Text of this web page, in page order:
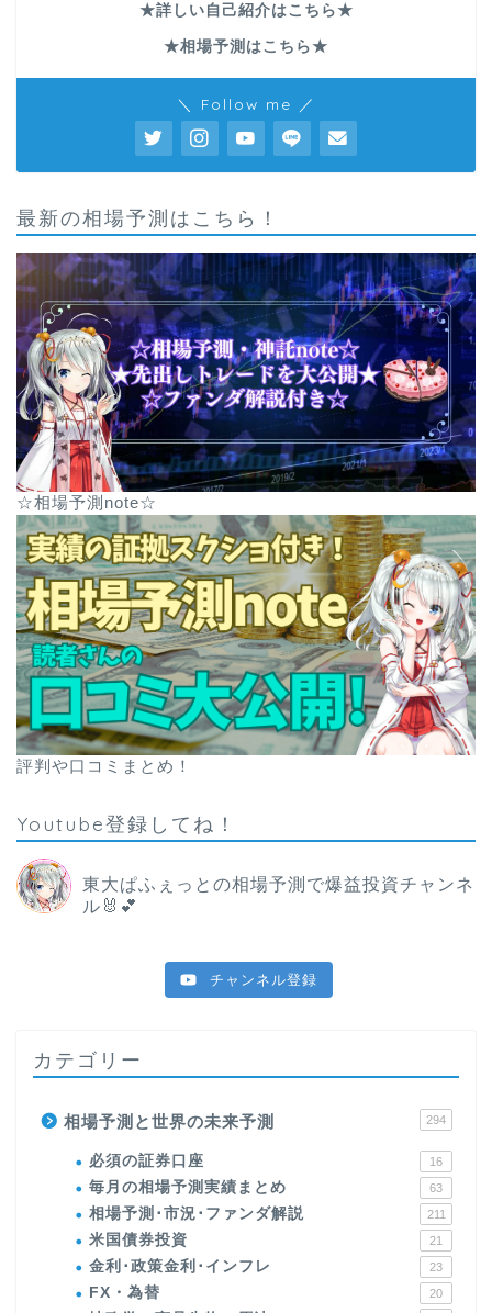
★詳しい自己紹介はこちら★
★相場予測はこちら★
＼ Follow me ／
最新の相場予測はこちら！
☆相場予測note☆
評判や口コミまとめ！
Youtube登録してね！
東大ぱふぇっとの相場予測で爆益投資チャンネ
ル🐰💕
チャンネル登録
カテゴリー
相場予測と世界の未来予測 294
必須の証券口座 16
毎月の相場予測実績まとめ 63
相場予測･市況･ファンダ解説 211
米国債券投資 21
金利･政策金利･インフレ 23
FX・為替 20